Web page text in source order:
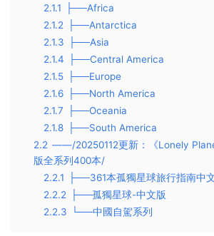
2.1.1
├──Africa
2.1.2
├──Antarctica
2.1.3
├──Asia
2.1.4
├──Central America
2.1.5
├──Europe
2.1.6
├──North America
2.1.7
├──Oceania
2.1.8
├──South America
2.2 ——/20250112更新：《Lonely
版全系列400本/
2.2.1
├──361本孤獨星球旅行指南中
2.2.2
├──孤獨星球-中文版
2.2.3
└──中國自駕系列